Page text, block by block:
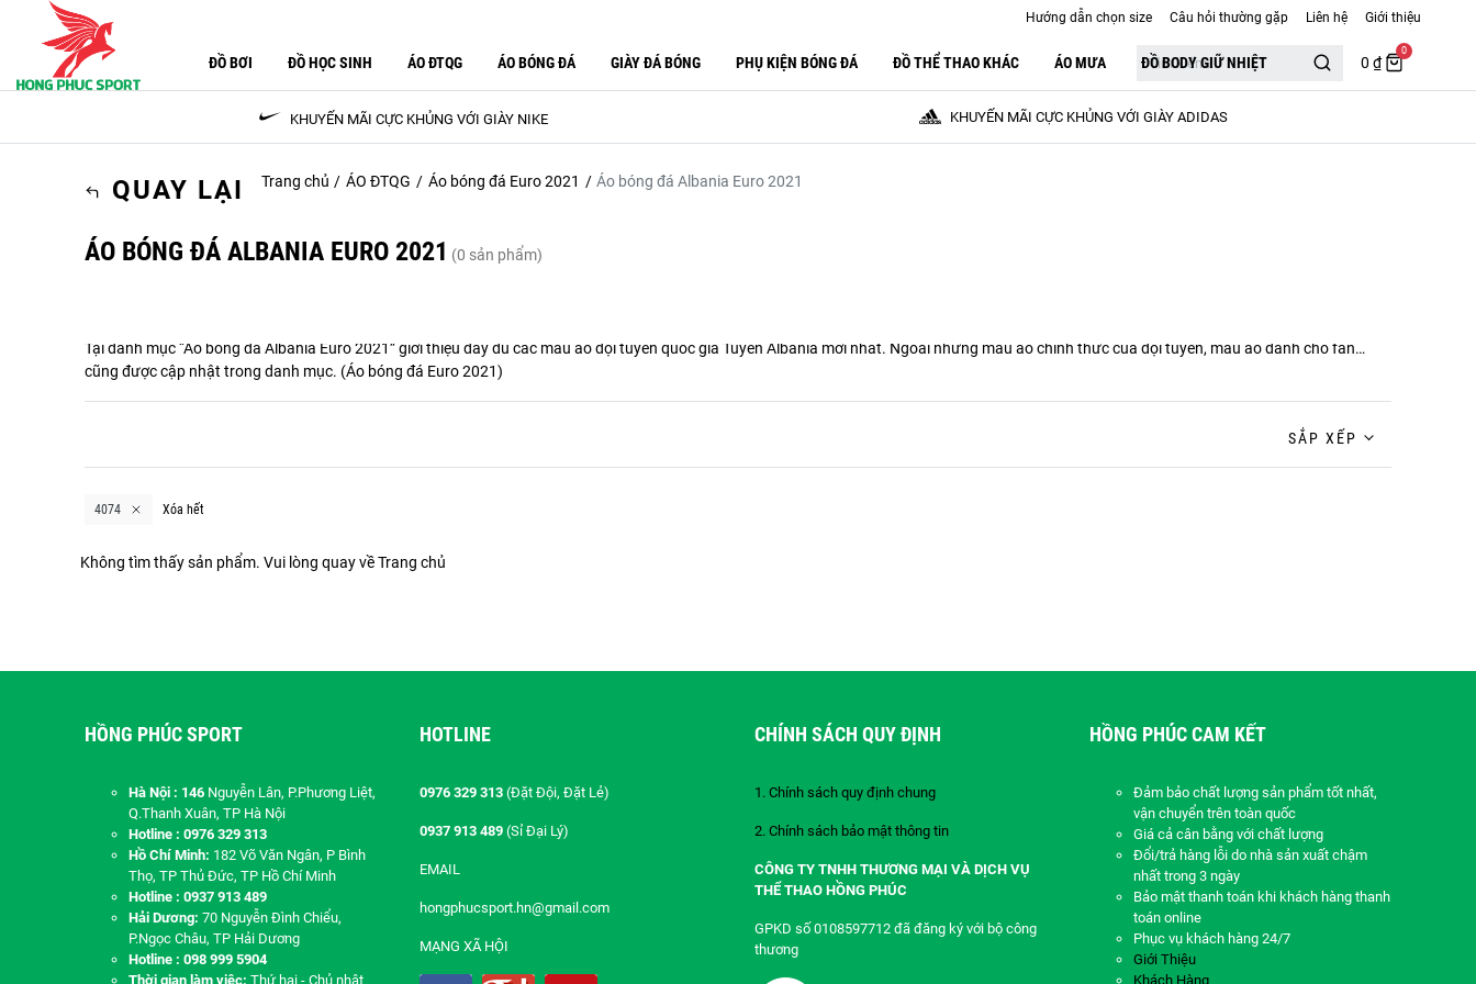
Hướng dẫn chọn size Câu hỏi thường gặp Liên hệ Giới thiệu
ĐỒ BƠI ĐỒ HỌC SINH ÁO ĐTQG ÁO BÓNG ĐÁ GIÀY ĐÁ BÓNG PHỤ KIỆN BÓNG ĐÁ ĐỒ THỂ THAO KHÁC ÁO MƯA ĐỒ BODY GIỮ NHIỆT 0 ₫
0
KHUYẾN MÃI CỰC KHỦNG VỚI GIÀY NIKE KHUYẾN MÃI CỰC KHỦNG VỚI GIÀY ADIDAS
QUAY LẠI Trang chủ ÁO ĐTQG Áo bóng đá Euro 2021 Áo bóng đá Albania Euro 2021
ÁO BÓNG ĐÁ ALBANIA EURO 2021 (0 sản phẩm)
Tại danh mục “Áo bóng đá Albania Euro 2021” giới thiệu đầy đủ các mẫu áo đội tuyển quốc gia Tuyển Albania mới nhất. Ngoài những mẫu áo chính thức của đội tuyển, mẫu áo dành cho fan…
cũng được cập nhật trong danh mục. (Áo bóng đá Euro 2021)
SẮP XẾP
4074 Xóa hết
Không tìm thấy sản phẩm. Vui lòng quay vềTrang chủ
HỒNG PHÚC SPORT
Hà Nội : 146 Nguyễn Lân, P.Phương Liệt,
Q.Thanh Xuân, TP Hà Nội
Hotline : 0976 329 313
Hồ Chí Minh: 182 Võ Văn Ngân, P Bình
Thọ, TP Thủ Đức, TP Hồ Chí Minh
Hotline : 0937 913 489
Hải Dương: 70 Nguyễn Đình Chiểu,
P.Ngọc Châu, TP Hải Dương
Hotline : 098 999 5904
Thời gian làm việc: Thứ hai - Chủ nhật
HOTLINE
0976 329 313 (Đặt Đội, Đặt Lẻ)
0937 913 489 (Sỉ Đại Lý)
EMAIL
hongphucsport.hn@gmail.com
MẠNG XÃ HỘI
CHÍNH SÁCH QUY ĐỊNH
1. Chính sách quy định chung
2. Chính sách bảo mật thông tin
CÔNG TY TNHH THƯƠNG MẠI VÀ DỊCH VỤ
THỂ THAO HỒNG PHÚC
GPKD số 0108597712 đã đăng ký với bộ công
thương
HỒNG PHÚC CAM KẾT
Đảm bảo chất lượng sản phẩm tốt nhất,
vận chuyển trên toàn quốc
Giá cả cân bằng với chất lượng
Đổi/trả hàng lỗi do nhà sản xuất chậm
nhất trong 3 ngày
Bảo mật thanh toán khi khách hàng thanh
toán online
Phục vụ khách hàng 24/7
Giới Thiệu
Khách Hàng